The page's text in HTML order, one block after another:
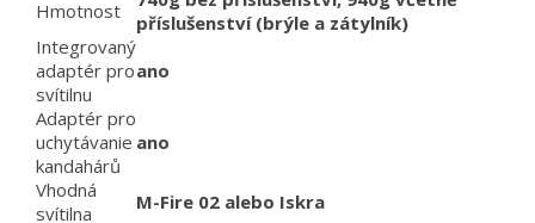
Hmotnost
příslušenství (brýle a zátylník)
Integrovaný
adaptér pro
svítilnu
ano
Adaptér pro
uchytávanie
kandahárů
ano
Vhodná
svítilna
M-Fire 02 alebo Iskra